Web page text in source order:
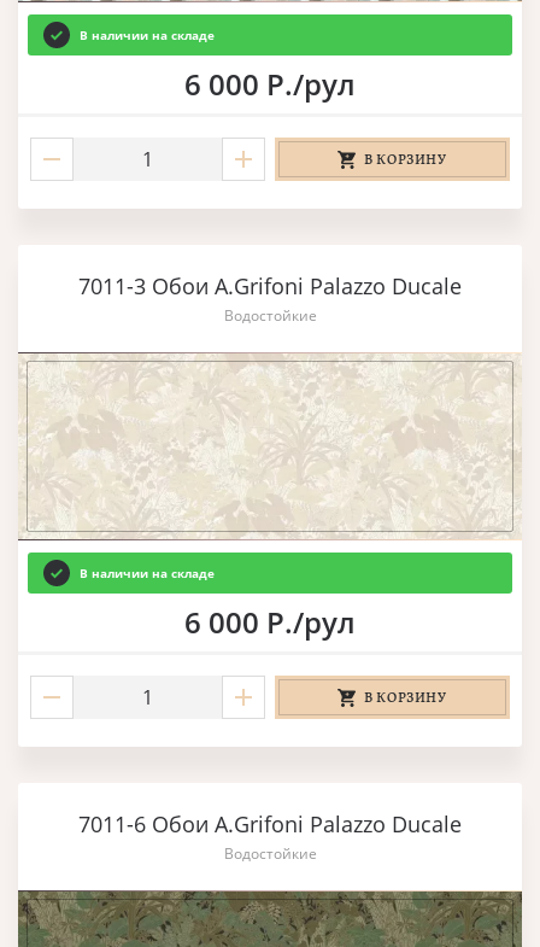
В наличии на складе
6 000 Р./рул
В КОРЗИНУ
7011-3 Обои A.Grifoni Palazzo Ducale
Водостойкие
В наличии на складе
6 000 Р./рул
В КОРЗИНУ
7011-6 Обои A.Grifoni Palazzo Ducale
Водостойкие